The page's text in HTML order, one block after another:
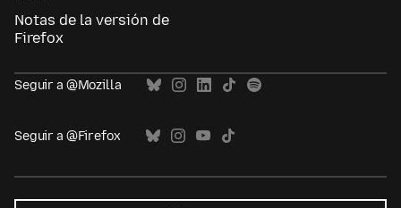
Notas de la versión de
Firefox
Seguir a @Mozilla
Seguir a @Firefox